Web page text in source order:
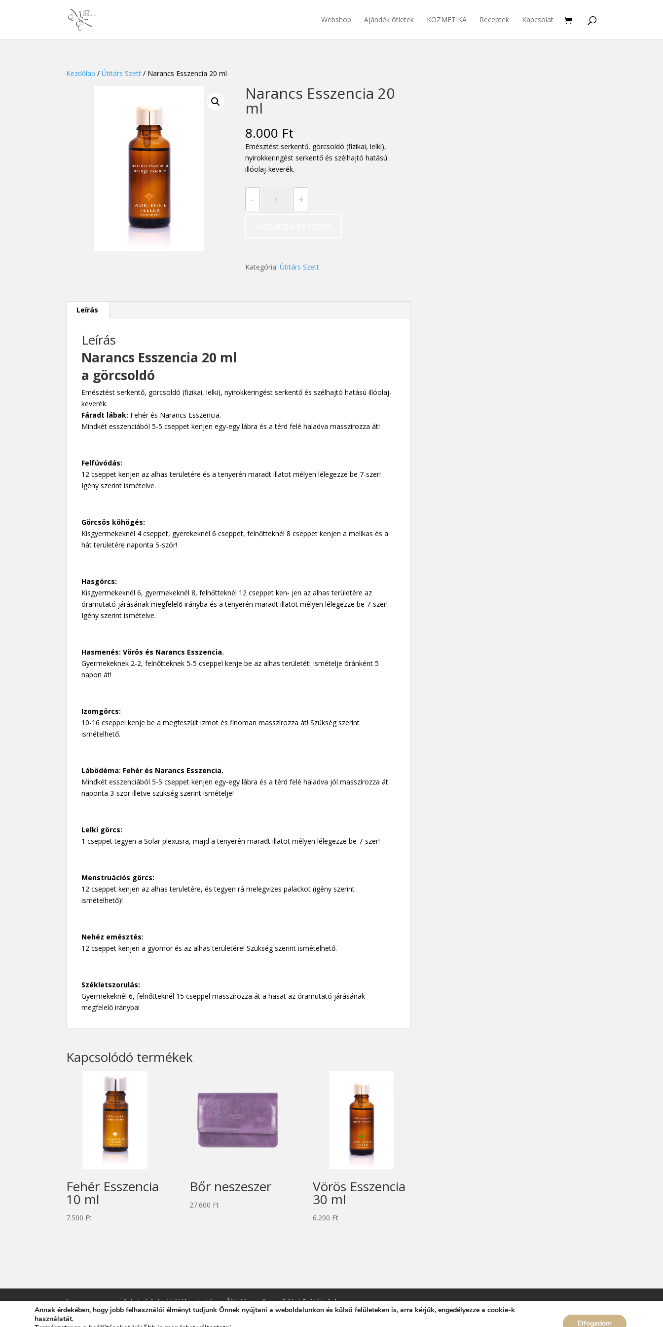
Webshop Ajándék ötletek KOZMETIKA Receptek Kapcsolat
Kezdőlap /Útitárs Szett / Narancs Esszencia 20 ml
Narancs Esszencia 20
ml
8.000 Ft
Emésztést serkentő, görcsoldó (fizikai, lelki),
nyirokkeringést serkentő és szélhajtó hatású
illóolaj-keverék.
-
Esszencia
+
Kategória: Útitárs Szett
Leírás
Leírás
Narancs Esszencia 20 ml
a görcsoldó
Emésztést serkentő, görcsoldó (fizikai, lelki), nyirokkeringést serkentő és szélhajtó hatású illóolaj-
keverék.
Fáradt lábak: Fehér és Narancs Esszencia.
Mindkét esszenciából 5-5 cseppet kenjen egy-egy lábra és a térd felé haladva masszírozza át!
Felfúvódás:
12 cseppet kenjen az alhas területére és a tenyerén maradt illatot mélyen lélegezze be 7-szer!
Igény szerint ismételve.
Görcsös köhögés:
Kisgyermekeknél 4 cseppet, gyerekeknél 6 cseppet, felnőtteknél 8 cseppet kenjen a mellkas és a
hát területére naponta 5-ször!
Hasgörcs:
Kisgyermekeknél 6, gyermekeknél 8, felnőtteknél 12 cseppet ken- jen az alhas területére az
óramutató járásának megfelelő irányba és a tenyerén maradt illatot mélyen lélegezze be 7-szer!
Igény szerint ismételve.
Hasmenés: Vörös és Narancs Esszencia.
Gyermekeknek 2-2, felnőtteknek 5-5 cseppel kenje be az alhas területét! Ismételje óránként 5
napon át!
Izomgörcs:
10-16 cseppel kenje be a megfeszült izmot és finoman masszírozza át! Szükség szerint
ismételhető.
Lábödéma: Fehér és Narancs Esszencia.
Mindkét esszenciából 5-5 cseppet kenjen egy-egy lábra és a térd felé haladva jól masszírozza át
naponta 3-szor illetve szükség szerint ismételje!
Lelki görcs:
1 cseppet tegyen a Solar plexusra, majd a tenyerén maradt illatot mélyen lélegezze be 7-szer!
Menstruációs görcs:
12 cseppet kenjen az alhas területére, és tegyen rá melegvizes palackot (igény szerint
ismételhető)!
Nehéz emésztés:
12 cseppet kenjen a gyomor és az alhas területére! Szükség szerint ismételhető.
Székletszorulás:
Gyermekeknél 6, felnőtteknél 15 cseppel masszírozza át a hasat az óramutató járásának
megfelelő irányba!
Kapcsolódó termékek
Fehér Esszencia
10 ml
7.500 Ft
Bőr neszeszer
27.600 Ft
Vörös Esszencia
30 ml
6.200 Ft
Impresszum Adatvédelmi tájékoztató
Általános Szerződési Feltételek
Annak érdekében, hogy jobb felhasználói élményt tudjunk Önnek nyújtani a weboldalunkon és külső felületeken is, arra kérjük, engedélyezze a cookie-k
használatát.
Elfogadom